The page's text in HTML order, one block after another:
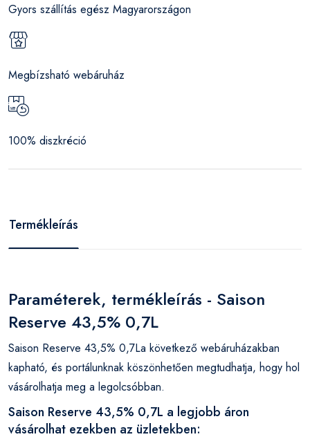
Gyors szállítás egész Magyarországon
Megbízsható webáruház
100% diszkréció
Termékleírás
Paraméterek, termékleírás - Saison
Reserve 43,5% 0,7L
Saison Reserve 43,5% 0,7La következő webáruházakban
kapható, és portálunknak köszönhetően megtudhatja, hogy hol
vásárolhatja meg a legolcsóbban.
Saison Reserve 43,5% 0,7L a legjobb áron
vásárolhat ezekben az üzletekben: